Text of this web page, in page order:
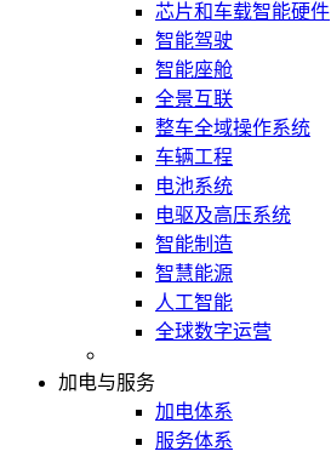
芯片和车载智能硬件
智能驾驶
智能座舱
全景互联
整车全域操作系统
车辆工程
电池系统
电驱及高压系统
智能制造
智慧能源
人工智能
全球数字运营
加电与服务
加电体系
服务体系